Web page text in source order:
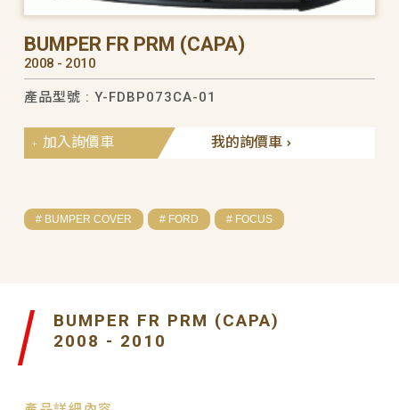
BUMPER FR PRM (CAPA)
2008 - 2010
產品型號 : Y-FDBP073CA-01
我的詢價車
加入詢價車
# BUMPER COVER # FORD # FOCUS
BUMPER FR PRM (CAPA)
2008 - 2010